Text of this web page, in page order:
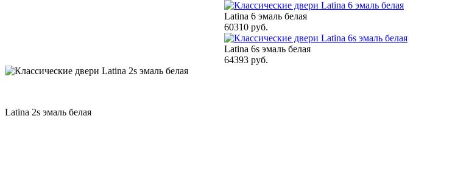
Latina 6 эмаль белая
60310 руб.
Latina 6s эмаль белая
64393 руб.
Latina 2s эмаль белая